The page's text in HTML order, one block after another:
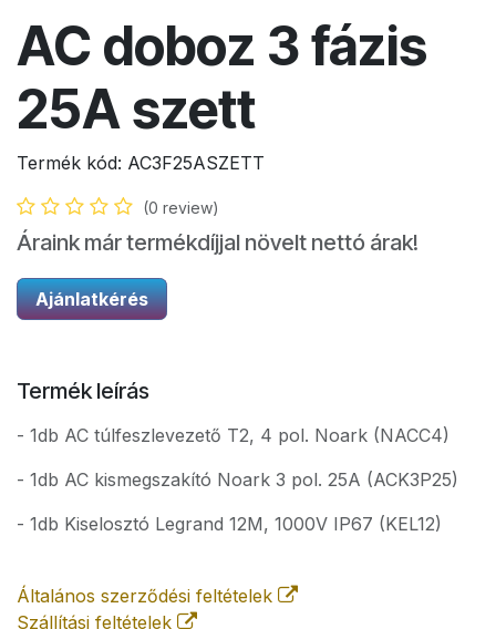
AC doboz 3 fázis
25A szett
Termék kód: AC3F25ASZETT
(0 review)
Áraink már termékdíjjal növelt nettó árak!
Ajánlatkérés
Termék leírás
- 1db AC túlfeszlevezető T2, 4 pol. Noark (NACC4)
- 1db AC kismegszakító Noark 3 pol. 25A (ACK3P25)
- 1db Kiselosztó Legrand 12M, 1000V IP67 (KEL12)
Általános szerződési feltételek
Szállítási feltételek